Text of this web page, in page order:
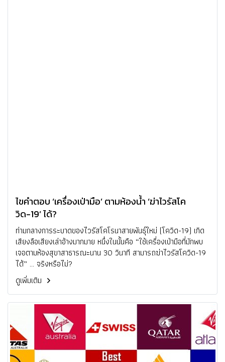
ไขคำตอบ ‘เครื่องเป่ามือ’ ตามห้องน้ำ ‘ฆ่าไวรัสโค
วิด-19’ ได้?
ท่ามกลางการระบาดของไวรัสโคโรนาสายพันธุ์ใหม่ (โควิด-19) เกิด
เสียงลือเสียงเล่าอ้างมากมาย หนึ่งในนั้นคือ “ใช้เครื่องเป่ามือที่มักพบ
เจอตามห้องสุขาสาธารณะนาน 30 วินาที สามารถฆ่าไวรัสโควิด-19
ได้” … จริงหรือไม่?
ดูเพิ่มเติม